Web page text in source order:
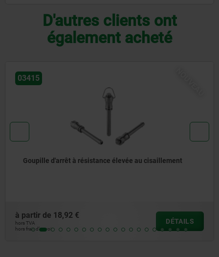
D'autres clients ont
également acheté
03418
Goupille d'arrêt avec bouton de manœuvre en inox et
à partir de 27,26 €
hors TVA
hors frais d’envoi
DÉTAILS